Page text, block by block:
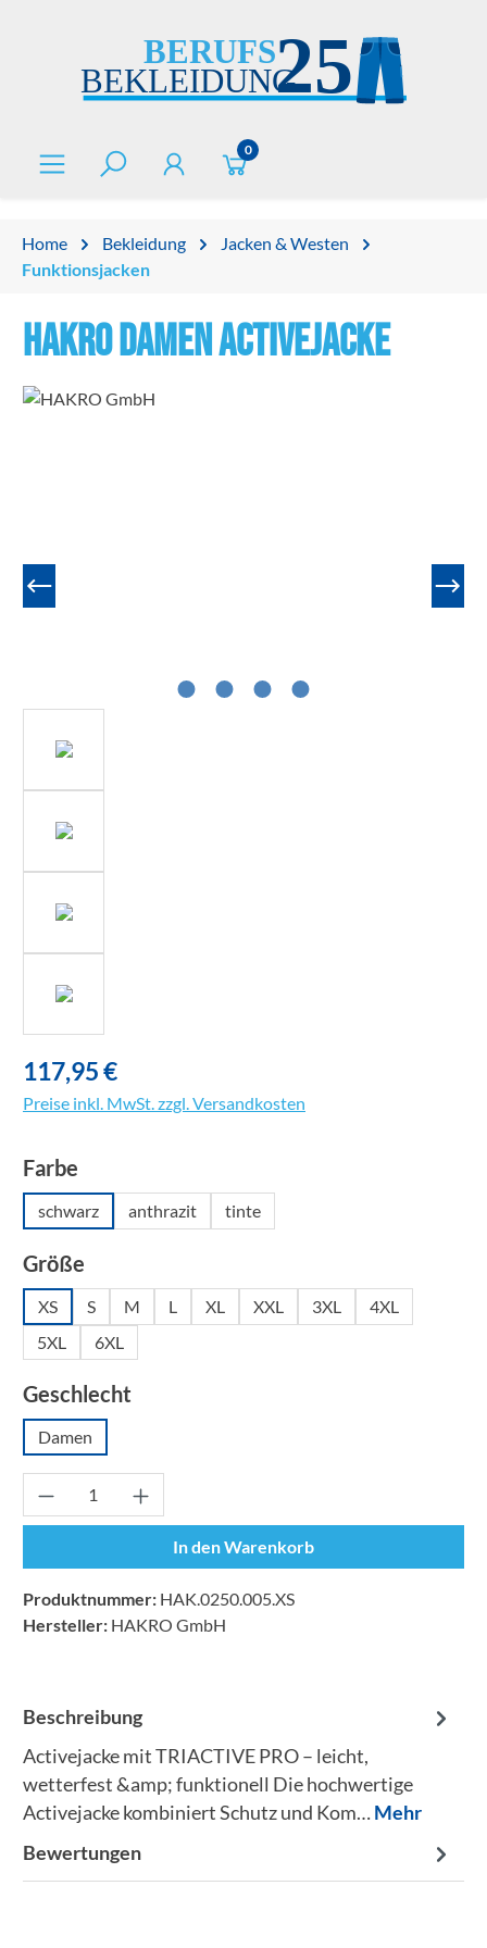
0
Home Bekleidung
Jacken & Westen
Funktionsjacken
HAKRO Damen Activejacke
117,95 €
Preise inkl. MwSt. zzgl. Versandkosten
Farbe
schwarz anthrazit tinte
Größe
XS S M L XL XXL 3XL
4XL
5XL
6XL
Geschlecht
Damen
Produkt Anzahl: Gib den gewünschten
In den Warenkorb
Produktnummer: HAK.0250.005.XS
Hersteller: HAKRO GmbH
Beschreibung
Activejacke mit TRIACTIVE PRO – leicht,
wetterfest &amp; funktionell Die hochwertige
Activejacke kombiniert Schutz und Kom…Mehr
Bewertungen